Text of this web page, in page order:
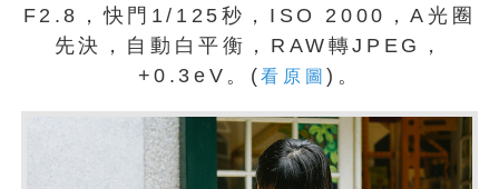
F2.8，快門1/125秒，ISO 2000，A光圈
先決，自動白平衡，RAW轉JPEG，
+0.3eV。(看原圖 )。